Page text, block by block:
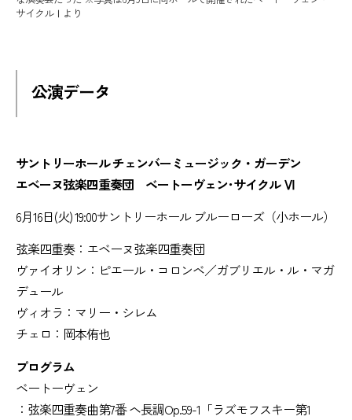
サイクルⅠより
公演データ
サントリーホール チェンバーミュージック・ガーデン
エベーヌ弦楽四重奏団 ベートーヴェン･サイクル Ⅵ
6月16日(火) 19:00サントリーホール ブルーローズ（小ホール）
弦楽四重奏：エベーヌ弦楽四重奏団
ヴァイオリン：ピエール・コロンベ／ガブリエル・ル・マガ
デュール
ヴィオラ：マリー・シレム
チェロ：岡本侑也
プログラム
ベートーヴェン
：弦楽四重奏曲第7番 ヘ長調Op.59-1「ラズモフスキー第1